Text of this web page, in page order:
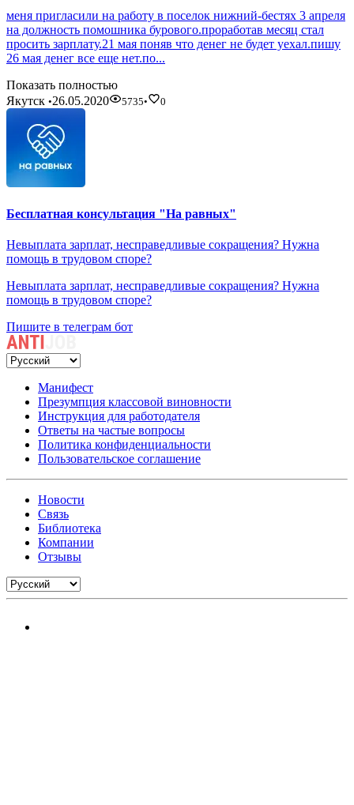
меня пригласили на работу в поселок нижний-бестях 3 апреля
на должность помошника бурового.проработав месяц стал
просить зарплату.21 мая поняв что денег не будет уехал.пишу
26 мая денег все еще нет.по...
Показать полностью
Якутск •26.05.2020 5735• 0
Бесплатная консультация "На равных"
Невыплата зарплат, несправедливые сокращения? Нужна
помощь в трудовом споре?
Невыплата зарплат, несправедливые сокращения? Нужна
помощь в трудовом споре?
Пишите в телеграм бот
Манифест
Презумпция классовой виновности
Инструкция для работодателя
Ответы на частые вопросы
Политика конфиденциальности
Пользовательское соглашение
Новости
Связь
Библиотека
Компании
Отзывы